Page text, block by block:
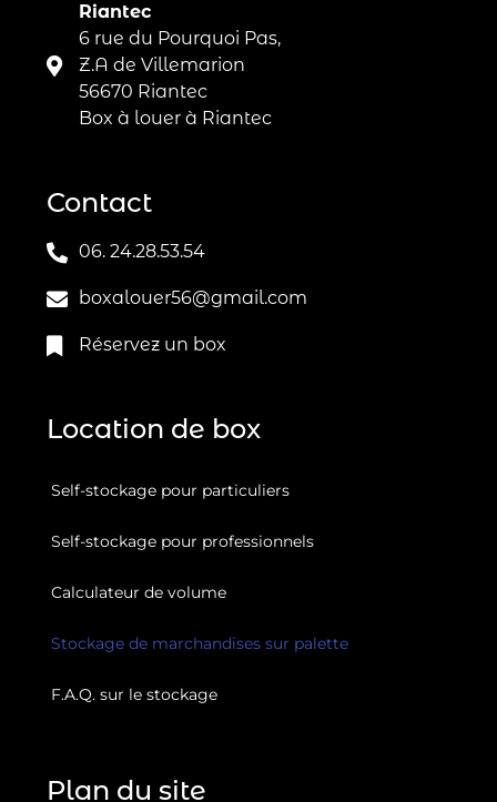
Riantec
6 rue du Pourquoi Pas,
Z.A de Villemarion
56670 Riantec
Box à louer à Riantec
Contact
06. 24.28.53.54
boxalouer56@gmail.com
Réservez un box
Location de box
Self-stockage pour particuliers
Self-stockage pour professionnels
Calculateur de volume
Stockage de marchandises sur palette
F.A.Q. sur le stockage
Plan du site